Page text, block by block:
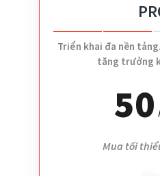
Kịch bản: Trúng
Không xác thực lượt
Quản lý trúng
01 Game phát hành/
50 lượt chơi/tháng
Triển khai đa nền
tăng trưởng
50
Mua tối